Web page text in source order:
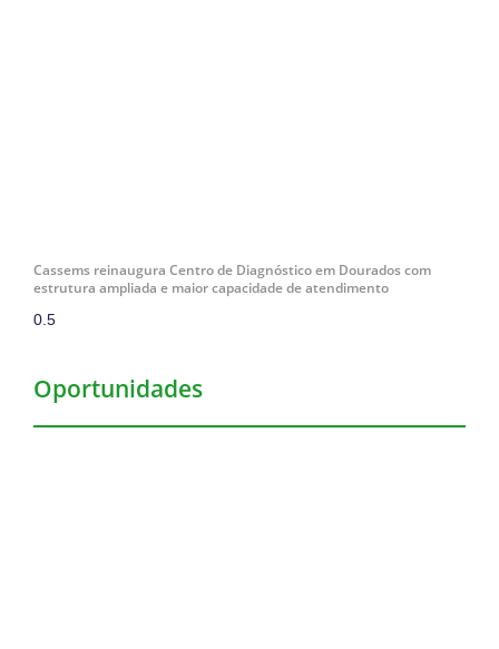
Cassems reinaugura Centro de Diagnóstico em Dourados com
estrutura ampliada e maior capacidade de atendimento
Oportunidades